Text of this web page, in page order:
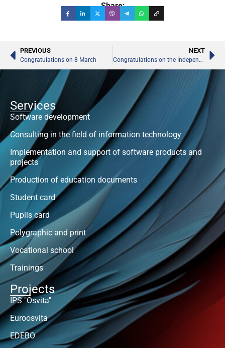
Share:
PREVIOUS
Congratulations on 8 March
NEXT
Congratulations on the Independence Day of Ukraine!
Services
Software development
Consulting in the field of information technology
Implementation and support of software products and
projects
Production of education documents
Student card
Pupils card
Polygraphic and print
Vocational school
Trainings
Projects
IPS "Osvita"
Euroosvita
EDEBO